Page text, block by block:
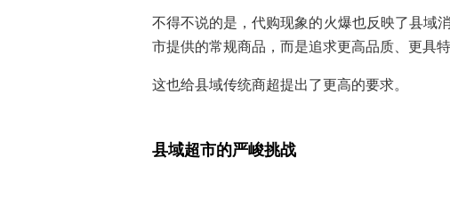
不得不说的是，代购现象的火爆也反映了县域
市提供的常规商品，而是追求更高品质、更具特
这也给县域传统商超提出了更高的要求。
县域超市的严峻挑战